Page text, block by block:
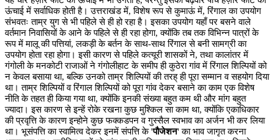
ऊंचाई में सर्वाधिक होती है। उत्तराखंड में, विशेष रूप से कुमाऊं में, रिंगाल का उपयोग
संभवतः ताम्र युग से भी पहिले से ही हो रहा है। इसका उपयोग यहाँ पर बसने वाले
वर्तमान निवासियों के आने के पहिले से ही रहा होगा, क्योंकि तब तक विभिन्न पात्रों के
रूप में मालू की पत्तियां, लकड़ी के बर्तन के साथ-साथ रिंगाल से बनी सामग्री का
उपयोग होता रहा होगा। इसी कारण से पहिले कत्यूरी शासकों ने, तथा कालांतर में
गंगोली के मनकोटी राजाओं ने गंगोलीहाट के समीप ही कुठेरा गांव में रिंगाल शिल्पियों को
न केवल बसाया था, बल्कि उनको ताम्र शिल्पियों की तरह् ही पूरा सम्मान व सहयोग दिया
था। ताम्र शिल्पियों व रिंगाल शिल्पियों को पूरा गांव देकर बसाने का काम एक विशेष
नीति के तहत ही किया गया था, क्योंकि इनकी संख्या बहुत कम थी और मांग बहुत
ज्यादा। इस कारण से इन्हें रोके रखना कुछ मुश्किल सा काम था, क्योंकि एकाधिकार
की प्रवृत्ति के कारण इन्होने कुछ फक्कडपन व गुस्सैल स्वभाव का अर्जन भी कर लिया
था। भूसंपत्ति का स्वामित्व देकर इनमें संपत्ति के 'पौजेशन' का भाव जागृत करना